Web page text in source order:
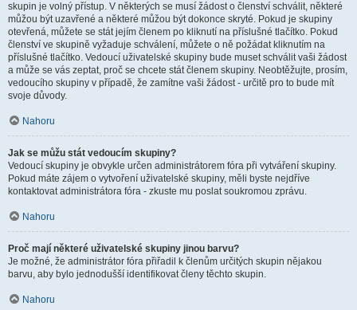
skupin je volný přístup. V některých se musí žádost o členství schválit, některé
můžou být uzavřené a některé můžou být dokonce skryté. Pokud je skupiny
otevřená, můžete se stát jejím členem po kliknutí na příslušné tlačítko. Pokud
členství ve skupině vyžaduje schválení, můžete o ně požádat kliknutím na
příslušné tlačítko. Vedoucí uživatelské skupiny bude muset schválit vaši žádost
a může se vás zeptat, proč se chcete stát členem skupiny. Neobtěžujte, prosím,
vedoucího skupiny v případě, že zamítne vaši žádost - určitě pro to bude mít
svoje důvody.
Nahoru
Jak se můžu stát vedoucím skupiny?
Vedoucí skupiny je obvykle určen administrátorem fóra při vytváření skupiny.
Pokud máte zájem o vytvoření uživatelské skupiny, měli byste nejdříve
kontaktovat administrátora fóra - zkuste mu poslat soukromou zprávu.
Nahoru
Proč mají některé uživatelské skupiny jinou barvu?
Je možné, že administrátor fóra přiřadil k členům určitých skupin nějakou
barvu, aby bylo jednodušší identifikovat členy těchto skupin.
Nahoru